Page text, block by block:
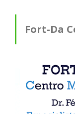
Fort-Da